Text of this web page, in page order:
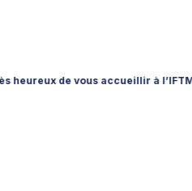
vous accueillir à l’IFTM Top